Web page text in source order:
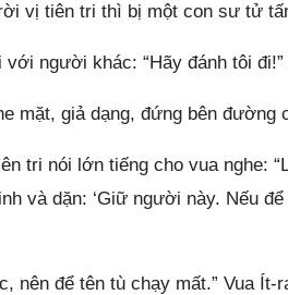
vị tiên tri thì bị một con sư tử
với người khác: “Hãy đánh tôi
mặt, giả dạng, đứng bên đường
tri nói lớn tiếng cho vua nghe:
và dặn: ‘Giữ người này. Nếu
nên để tên tù chạy mất.” Vua